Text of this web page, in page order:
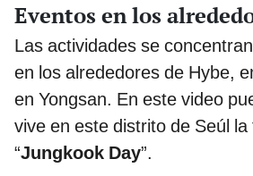
Eventos en los
Las actividades se
en los alrededores de Hybe,
en Yongsan. En este video
vive en este distrito de Seúl
“Jungkook Day”.